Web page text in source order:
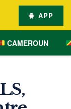
APP
CAMEROUN